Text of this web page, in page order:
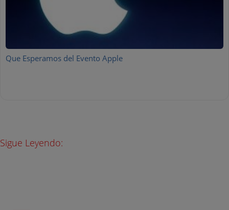
Que Esperamos del Evento Apple
Sigue Leyendo: